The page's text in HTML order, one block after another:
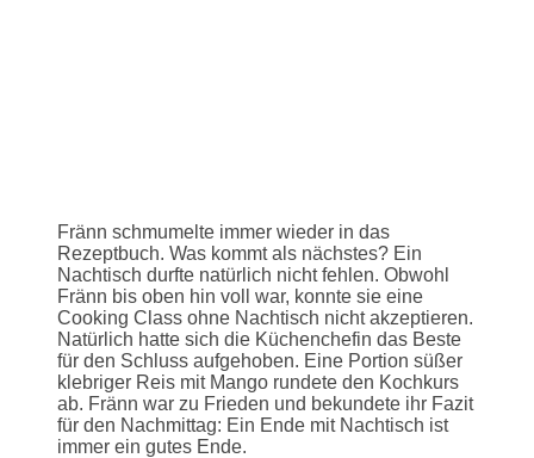
Fränn schmumelte immer wieder in das
Rezeptbuch. Was kommt als nächstes? Ein
Nachtisch durfte natürlich nicht fehlen. Obwohl
Fränn bis oben hin voll war, konnte sie eine
Cooking Class ohne Nachtisch nicht akzeptieren.
Natürlich hatte sich die Küchenchefin das Beste
für den Schluss aufgehoben. Eine Portion süßer
klebriger Reis mit Mango rundete den Kochkurs
ab. Fränn war zu Frieden und bekundete ihr Fazit
für den Nachmittag: Ein Ende mit Nachtisch ist
immer ein gutes Ende.